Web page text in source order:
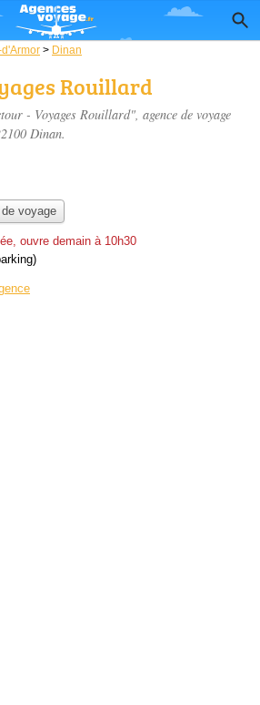
> Dinan
Rouillard
- Voyages Rouillard", agence de voyage
Dinan.
voyage
ouvre demain à 10h30